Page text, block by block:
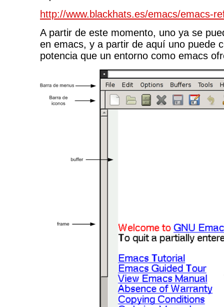
http://www.blackhats.es/emacs/emacs-
A partir de este momento, uno ya se
en emacs, y a partir de aquí uno puede
potencia que un entorno como emacs